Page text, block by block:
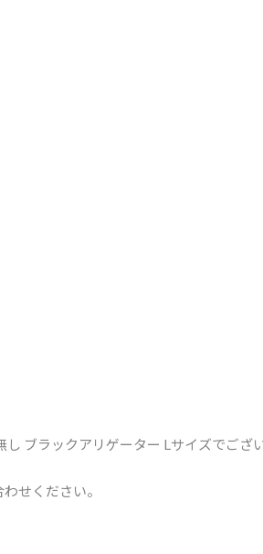
ブラックアリゲーター Lサイズでござ
せください。